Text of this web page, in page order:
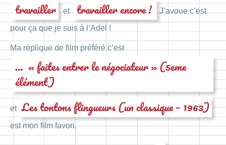
travailler et travailler encore !
J’avoue c’est
pour ça que je suis à l’Adel !
Ma réplique de film préféré c’est
… « faites entrer le négociateur » (5eme
élément)
et Les tontons flingueurs (un classique – 1963)
est mon film favori.